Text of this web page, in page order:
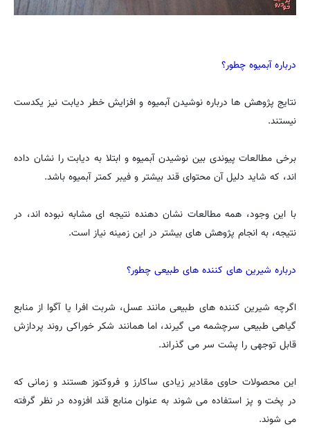
درباره آبمیوه چطور؟
نتایج پژوهش ها درباره نوشیدن آبمیوه و افزایش خطر دیابت نیز یکدست
نیستند.
برخی مطالعات پیوندی بین نوشیدن آبمیوه و ابتلا به دیابت را نشان داده
اند، که شاید دلیل آن محتوای قند بیشتر و فیبر کمتر آبمیوه باشد.
با این وجود، همه مطالعات نشان دهنده نتیجه ای مشابه نبوده اند، در
نتیجه، به انجام پژوهش های بیشتر در این زمینه نیاز است.
درباره شیرین های کننده های طبیعی چطور؟
اگرچه شیرین کننده های طبیعی مانند عسل، شربت افرا یا آگوا از منابع
گیاهی طبیعی سرچشمه می گیرند، اما همانند شکر خوراکی روند پردازش
قابل توجهی را پشت سر می گذراند.
این محصولات حاوی مقادیر زیادی ساکارز و فروکتوز هستند و زمانی که
در پخت و پز استفاده می شوند به عنوان منابع قند افزوده در نظر گرفته
می شوند.